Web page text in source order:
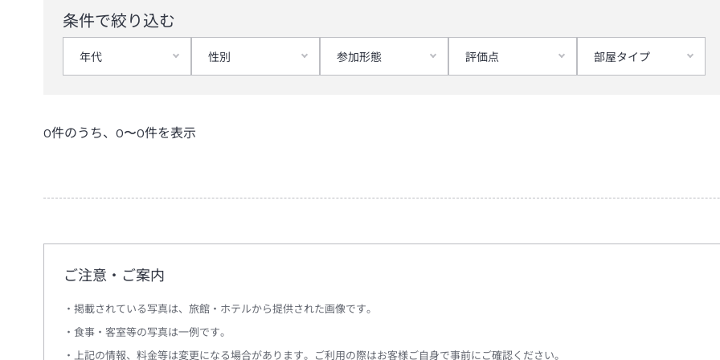
条件で絞り込む
年代 性別 参加形態 評価点 部屋タイプ
0件のうち、 0〜0件を表示
ご注意・ご案内
掲載されている写真は、旅館・ホテルから提供された画像です。
食事・客室等の写真は一例です。
上記の情報、料金等は変更になる場合があります。ご利用の際はお客様ご自身で事前にご確認ください。